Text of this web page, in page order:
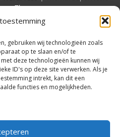
gebruiken wij technologieën zoals
op te slaan en/of te
deze technologieën kunnen wij
ID's op deze site verwerken. Als je
intrekt, kan dit een
functies en mogelijkheden.
Themes